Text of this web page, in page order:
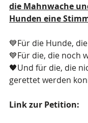
die Mahnwache
Hunden eine
💙Für die Hunde,
💙Für die, die noch
🖤Und für die, die
gerettet werden
Link zur Petition: